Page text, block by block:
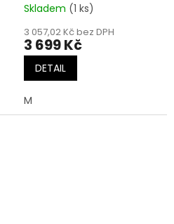
Skladem (1 ks)
3 057,02 Kč bez DPH
3 699 Kč
DETAIL
M